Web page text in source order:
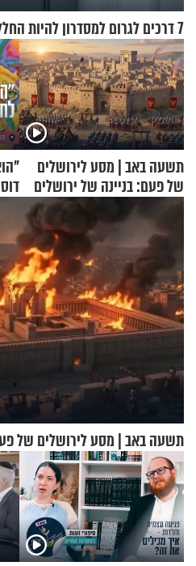
7 דרכים לגרום למסדרון להיות החלל הכי מפתיע בבית
תשעה באב | מסע לירושלים
של פעם: בניינה של ירושלים
תשעה באב | מסע לירושלים של